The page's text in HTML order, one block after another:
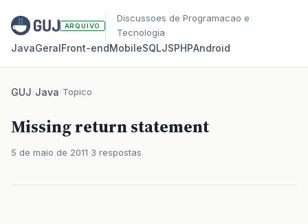
ARQUIVO
Discussoes de Programacao e
Tecnologia
JavaGeralFront‑endMobileSQLJSPHPAndroid
GUJ/Java/Topico
Missing return statement
5 de maio de 2011 3 respostas